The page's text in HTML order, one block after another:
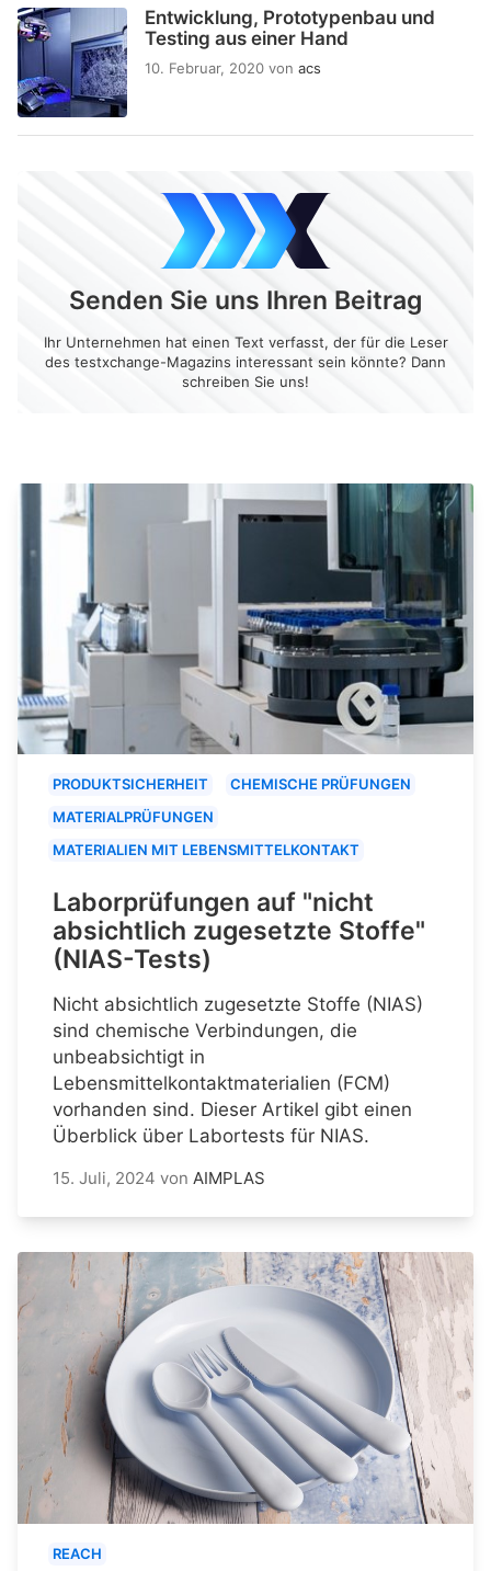
Entwicklung, Prototypenbau und
Testing aus einer Hand
10. Februar, 2020 von acs
Senden Sie uns Ihren Beitrag
Ihr Unternehmen hat einen Text verfasst, der für die Leser
des testxchange-Magazins interessant sein könnte? Dann
schreiben Sie uns!
PRODUKTSICHERHEIT
CHEMISCHE PRÜFUNGEN
MATERIALPRÜFUNGEN
MATERIALIEN MIT LEBENSMITTELKONTAKT
Laborprüfungen auf "nicht
absichtlich zugesetzte Stoffe"
(NIAS-Tests)
Nicht absichtlich zugesetzte Stoffe (NIAS)
sind chemische Verbindungen, die
unbeabsichtigt in
Lebensmittelkontaktmaterialien (FCM)
vorhanden sind. Dieser Artikel gibt einen
Überblick über Labortests für NIAS.
15. Juli, 2024 von AIMPLAS
REACH